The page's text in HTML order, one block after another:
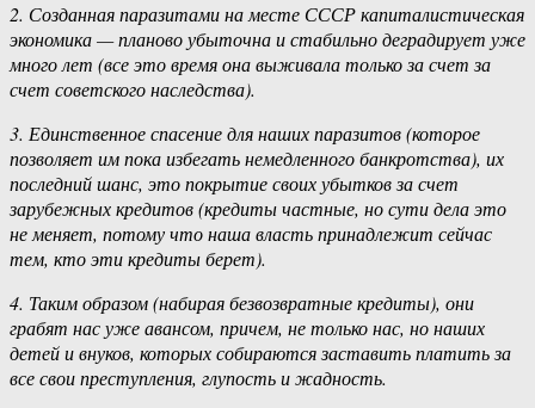
2. Созданная паразитами на месте СССР капиталистическая
экономика — планово убыточна и стабильно деградирует уже
много лет (все это время она выживала только за счет за
счет советского наследства).
3. Единственное спасение для наших паразитов (которое
позволяет им пока избегать немедленного банкротства), их
последний шанс, это покрытие своих убытков за счет
зарубежных кредитов (кредиты частные, но сути дела это
не меняет, потому что наша власть принадлежит сейчас
тем, кто эти кредиты берет).
4. Таким образом (набирая безвозвратные кредиты), они
грабят нас уже авансом, причем, не только нас, но наших
детей и внуков, которых собираются заставить платить за
все свои преступления, глупость и жадность.